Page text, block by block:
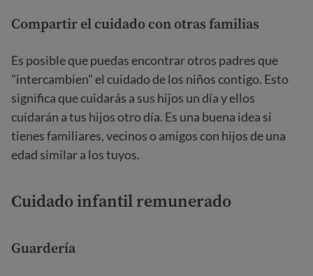
Compartir el cuidado con otras familias
Es posible que puedas encontrar otros padres que
"intercambien" el cuidado de los niños contigo. Esto
significa que cuidarás a sus hijos un día y ellos
cuidarán a tus hijos otro día. Es una buena idea si
tienes familiares, vecinos o amigos con hijos de una
edad similar a los tuyos.
Cuidado infantil remunerado
Guardería